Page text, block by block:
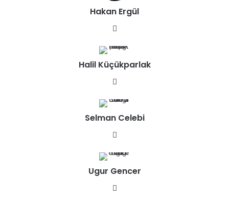
Hakan Ergül
sit
esi
Halil Küçükparlak
sit
esi
Selman Celebi
sit
esi
Ugur Gencer